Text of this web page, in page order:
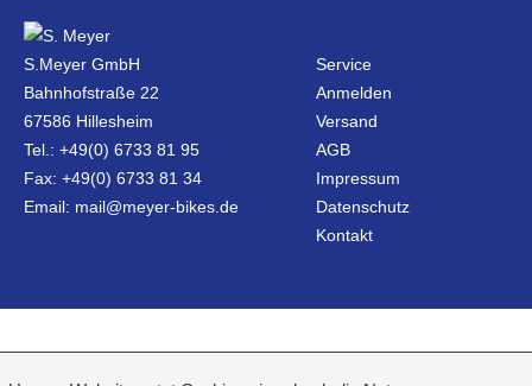
S.Meyer GmbH
Bahnhofstraße 22
67586 Hillesheim
Tel.: +49(0) 6733 81 95
Fax: +49(0) 6733 81 34
Email: mail@meyer-bikes.de
Service
Anmelden
Versand
AGB
Impressum
Datenschutz
Kontakt